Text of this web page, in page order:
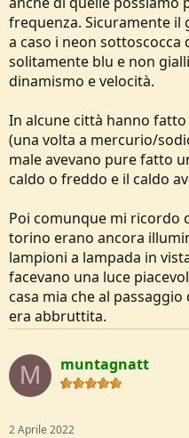
frequenza. Sicuramente il
a caso i neon
solitamente blu e non
dinamismo e velocità.
In alcune città hanno
(una volta a mercurio/
male avevano pure fatto
caldo o freddo e il caldo
Poi comunque mi ricordo
torino erano ancora
lampioni a lampada in
facevano una luce
casa mia che al
era abbruttita.
M muntagnatt
2 Aprile 2022